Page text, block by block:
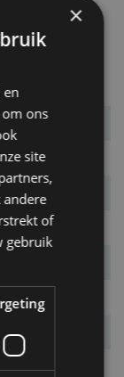
mm
×
en
ons
site
of
gebruik